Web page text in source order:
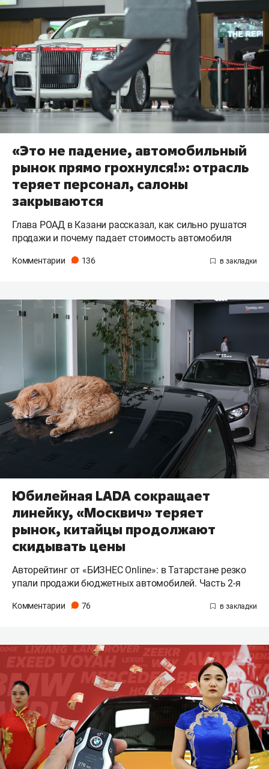
«Это не падение, автомобильный
рынок прямо грохнулся!»: отрасль
теряет персонал, салоны
закрываются
Глава РОАД в Казани рассказал, как сильно рушатся
продажи и почему падает стоимость автомобиля
Комментарии 136
Юбилейная LADA сокращает
линейку, «Москвич» теряет
рынок, китайцы продолжают
скидывать цены
Авторейтинг от «БИЗНЕС Online»: в Татарстане резко
упали продажи бюджетных автомобилей. Часть 2-я
Комментарии 76